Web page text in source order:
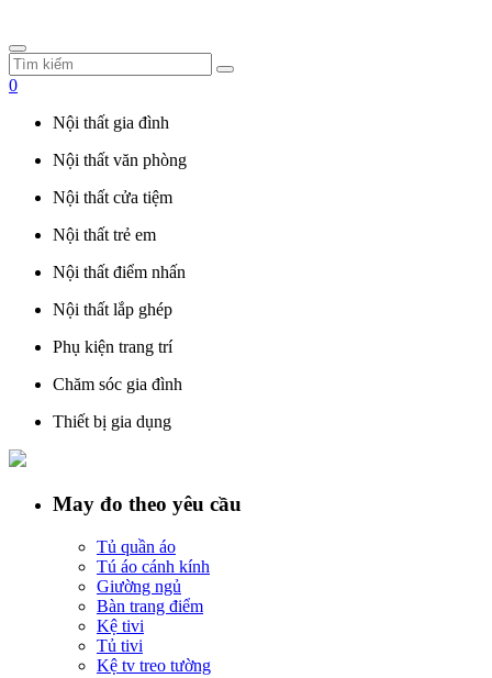
0
Nội thất gia đình
Nội thất văn phòng
Nội thất cửa tiệm
Nội thất trẻ em
Nội thất điểm nhấn
Nội thất lắp ghép
Phụ kiện trang trí
Chăm sóc gia đình
Thiết bị gia dụng
May đo theo yêu cầu
Tủ quần áo
Tú áo cánh kính
Giường ngủ
Bàn trang điểm
Kệ tivi
Tủ tivi
Kệ tv treo tường